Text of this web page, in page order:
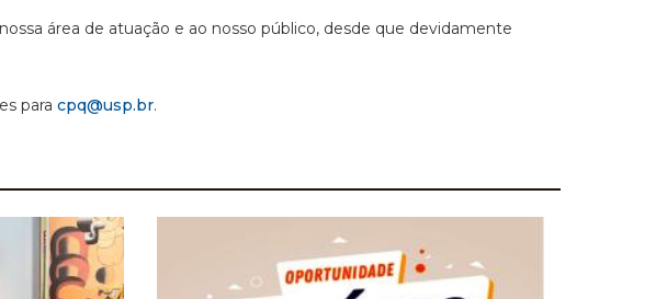
área de atuação e ao nosso público, desde que devidamente
para cpq@usp.br.